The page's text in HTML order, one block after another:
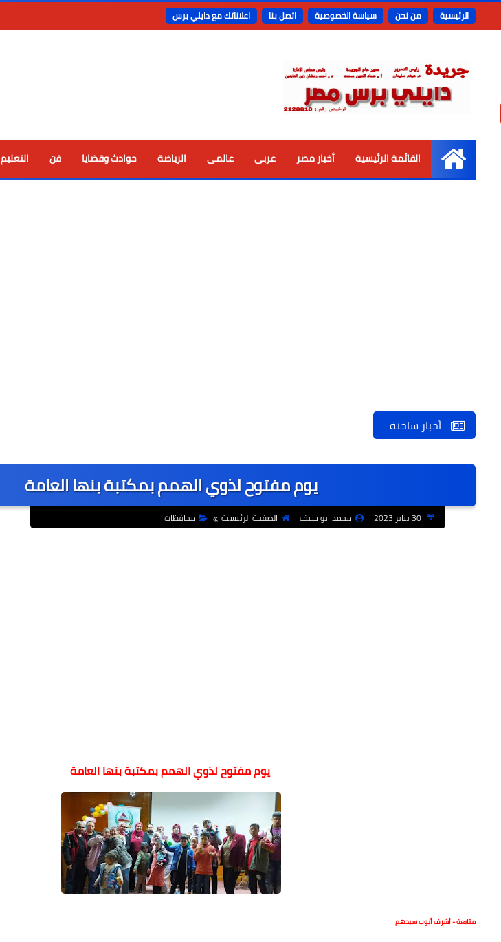
الرئيسية من نحن سياسة الخصوصية اتصل بنا اعلاناتك مع دايلي برس
الرئيسية
القائمة الرئيسية أخبار مصر عربى عالمى الرياضة حوادث وقضايا فن التعليم
أخبار ساخنة
يوم مفتوح لذوي الهمم بمكتبة بنها العامة
30 يناير 2023 محمد ابو سيف الصفحة الرئيسية محافظات
يوم مفتوح لذوي الهمم بمكتبة بنها العامة
متابعة - أشرف أيوب سيدهم